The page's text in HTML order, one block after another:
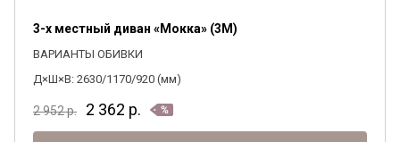
3-х местный диван «Мокка» (3M)
ВАРИАНТЫ ОБИВКИ
Д×Ш×В: 2630/1170/920 (мм)
2 952р. 2 362 р.